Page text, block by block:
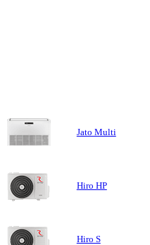
Jato Multi
Hiro HP
Hiro S